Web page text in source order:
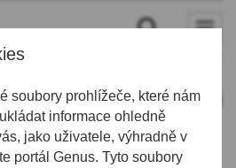
soubory prohlížeče, které nám
informace ohledně
jako uživatele, výhradně v
portál Genus. Tyto soubory
v Libereckém kraji
dva. Od začátku
vyhaslo 13